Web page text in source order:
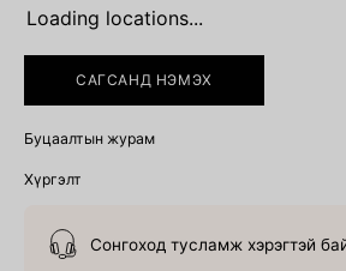
Loading locations...
САГСАНД НЭМЭХ
Буцаалтын журам
Хүргэлт
Сонгоход тусламж хэрэгтэй